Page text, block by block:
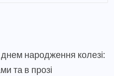
народження колезі:
та в прозі